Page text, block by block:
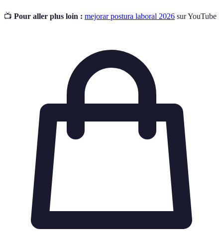
📺 Pour aller plus loin : mejorar postura laboral 2026 sur YouTube